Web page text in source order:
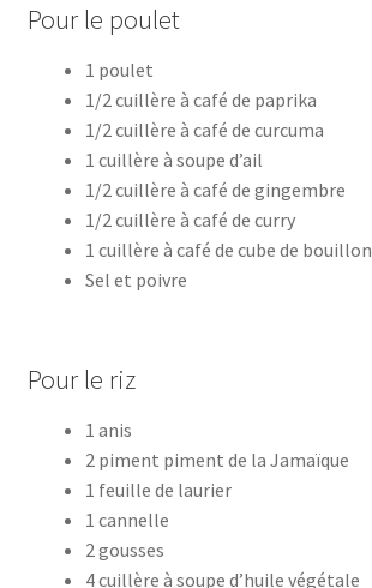
Pour le poulet
1 poulet
1/2 cuillère à café de paprika
1/2 cuillère à café de curcuma
1 cuillère à soupe d’ail
1/2 cuillère à café de gingembre
1/2 cuillère à café de curry
1 cuillère à café de cube de bouillon
Sel et poivre
Pour le riz
1 anis
2 piment piment de la Jamaïque
1 feuille de laurier
1 cannelle
2 gousses
4 cuillère à soupe d’huile végétale